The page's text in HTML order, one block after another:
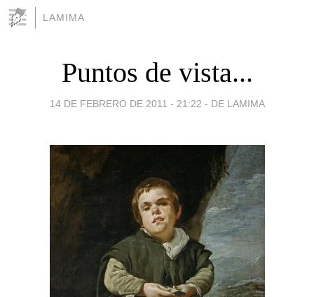
LAMIMA
Puntos de vista...
14 DE FEBRERO DE 2011 - 21:22 - DE LAMIMA